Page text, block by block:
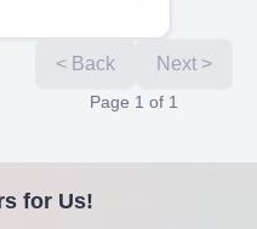
< Back Next >
Page 1 of 1
for Us!